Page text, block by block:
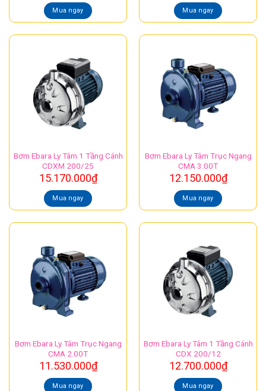
Mua ngay Mua ngay
Bơm Ebara Ly Tâm 1 Tầng Cánh
CDXM 200/25
15.170.000₫
Mua ngay
Bơm Ebara Ly Tâm Trục Ngang
CMA 3.00T
12.150.000₫
Mua ngay
Bơm Ebara Ly Tâm Trục Ngang
CMA 2.00T
11.530.000₫
Mua ngay
Bơm Ebara Ly Tâm 1 Tầng Cánh
CDX 200/12
12.700.000₫
Mua ngay